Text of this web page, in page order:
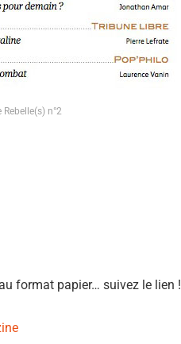
n°2
format papier… suivez le lien !